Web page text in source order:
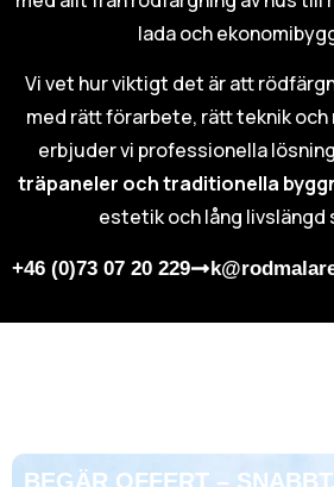
lada och
Vi vet hur viktigt det är att
med rätt förarbete, rätt teknik
erbjuder vi professionella
träpaneler och traditionella
estetik och lång livslängd
+46 (0)73 07 20 229
BEGÄR OFFERT –